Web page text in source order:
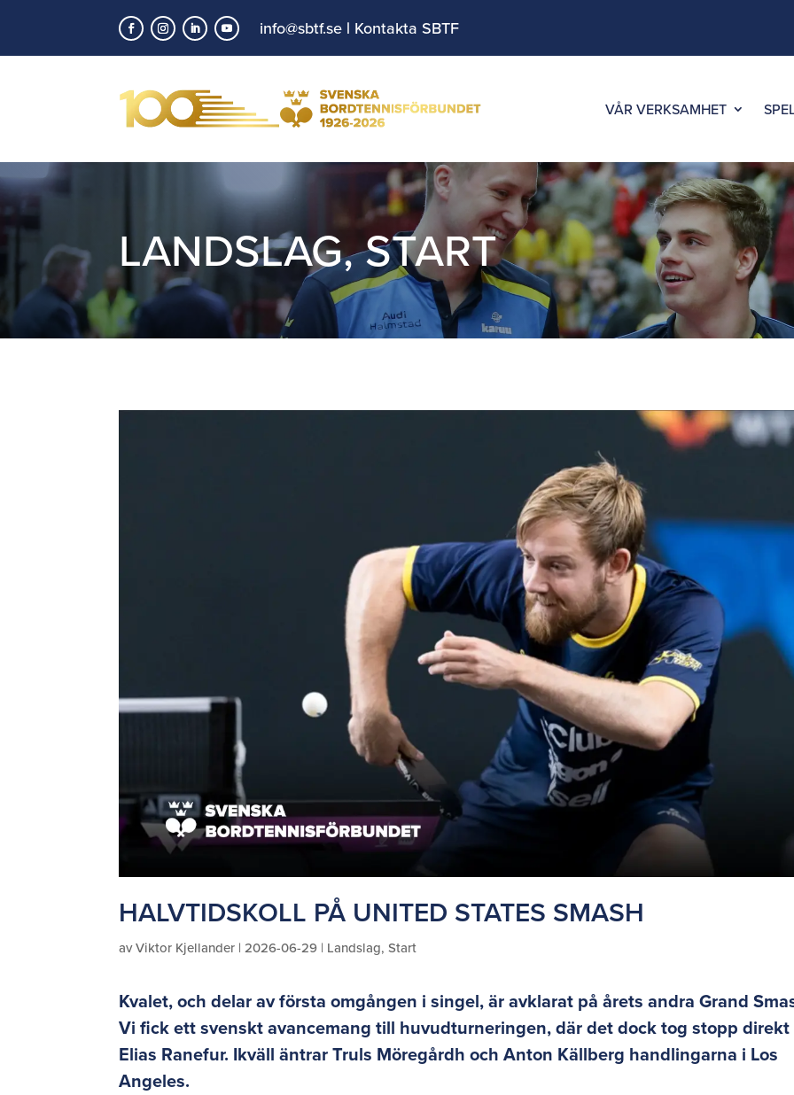
info@sbtf.se | Kontakta SBTF
VÅR VERKSAMHET
LANDSLAG,START
HALVTIDSKOLL PÅ UNITED STATES SMASH
avViktor Kjellander |2026-06-29 | Landslag,Start
Kvalet, och delar av första omgången i singel, är avklarat på årets andra Grand
Vi fick ett svenskt avancemang till huvudturneringen, där det dock tog stopp
Elias Ranefur. Ikväll äntrar Truls Möregårdh och Anton Källberg handlingarna i Los
Angeles.